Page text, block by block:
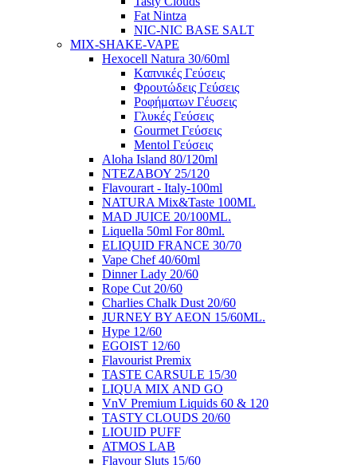
Fat Nintza
NIC-NIC BASE SALT
MIX-SHAKE-VAPE
Hexocell Natura 30/60ml
Kαπνικές Γεύσεις
Φρουτώδεις Γεύσεις
Ροφήματων Γέυσεις
Γλυκές Γεύσεις
Gourmet Γεύσεις
Mentol Γεύσεις
Aloha Island 80/120ml
ΝΤΕΖΑΒΟΥ 25/120
Flavourart - Italy-100ml
NATURA Mix&Taste 100ML
MAD JUICE 20/100ML.
Liquella 50ml For 80ml.
ELIQUID FRANCE 30/70
Vape Chef 40/60ml
Dinner Lady 20/60
Rope Cut 20/60
Charlies Chalk Dust 20/60
JURNEY BY AEON 15/60ML.
Hype 12/60
EGOIST 12/60
Flavourist Premix
ΤΑSTE CARSULE 15/30
LIQUA MIX AND GO
VnV Premium Liquids 60 & 120
TASTY CLOUDS 20/60
LIOUID PUFF
ATMOS LAB
Flavour Sluts 15/60